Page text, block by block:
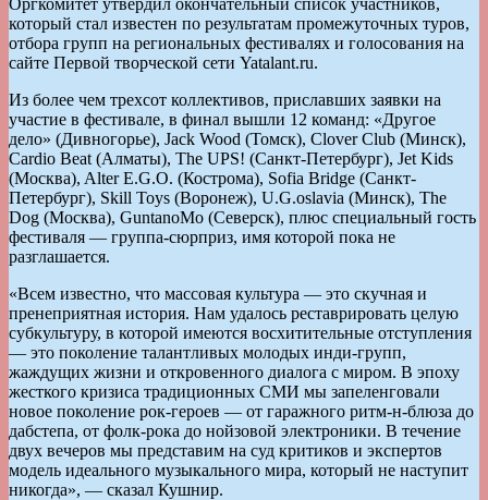
который стал известен по результатам промежуточных туров,
отбора групп на региональных фестивалях и голосования на
сайте Первой творческой сети Yatalant.ru.
Из более чем трехсот коллективов, приславших заявки на
участие в фестивале, в финал вышли 12 команд: «Другое
дело» (Дивногорье), Jack Wood (Томск), Clover Club (Минск),
Cardio Beat (Алматы), The UPS! (Санкт-Петербург), Jet Kids
(Москва), Alter E.G.O. (Кострома), Sofia Bridge (Санкт-
Петербург), Skill Toys (Воронеж), U.G.oslavia (Минск), The
Dog (Москва), GuntanoMo (Северск), плюс специальный гость
фестиваля — группа-сюрприз, имя которой пока не
разглашается.
«Всем известно, что массовая культура — это скучная и
пренеприятная история. Нам удалось реставрировать целую
субкультуру, в которой имеются восхитительные отступления
— это поколение талантливых молодых инди-групп,
жаждущих жизни и откровенного диалога с миром. В эпоху
жесткого кризиса традиционных СМИ мы запеленговали
новое поколение рок-героев — от гаражного ритм-н-блюза до
дабстепа, от фолк-рока до нойзовой электроники. В течение
двух вечеров мы представим на суд критиков и экспертов
модель идеального музыкального мира, который не наступит
никогда», — сказал Кушнир.